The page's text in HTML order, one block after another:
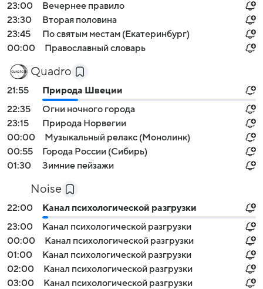
23:00
Вечернее правило
23:30
Вторая половина
23:45
По святым местам (Екатеринбург)
00:00
Православный словарь
Quadro
21:55
Природа Швеции
22:35
Огни ночного города
23:15
Природа Норвегии
00:00
Музыкальный релакс (Монолинк)
00:55
Города России (Сибирь)
01:30
Зимние пейзажи
Noise
22:00
Канал психологической разгрузки
23:00
Канал психологической разгрузки
00:00
Канал психологической разгрузки
01:00
Канал психологической разгрузки
02:00
Канал психологической разгрузки
03:00
Канал психологической разгрузки